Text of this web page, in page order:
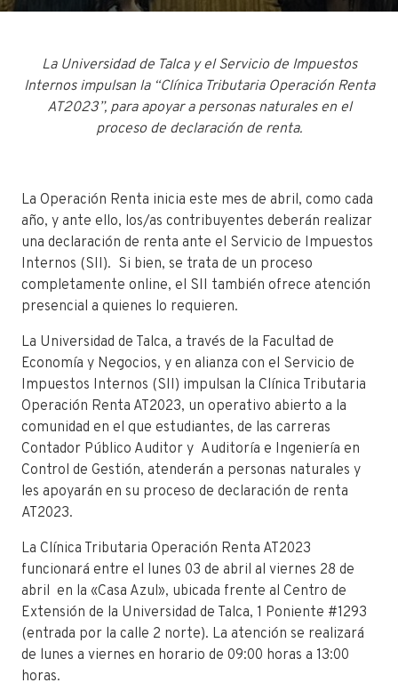
La Universidad de Talca y el Servicio de Impuestos
Internos impulsan la “Clínica Tributaria Operación Renta
AT2023”, para apoyar a personas naturales en el
proceso de declaración de renta.
La Operación Renta inicia este mes de abril, como cada
año, y ante ello, los/as contribuyentes deberán realizar
una declaración de renta ante el Servicio de Impuestos
Internos (SII). Si bien, se trata de un proceso
completamente online, el SII también ofrece atención
presencial a quienes lo requieren.
La Universidad de Talca, a través de la Facultad de
Economía y Negocios, y en alianza con el Servicio de
Impuestos Internos (SII) impulsan la Clínica Tributaria
Operación Renta AT2023, un operativo abierto a la
comunidad en el que estudiantes, de las carreras
Contador Público Auditor y Auditoría e Ingeniería en
Control de Gestión, atenderán a personas naturales y
les apoyarán en su proceso de declaración de renta
AT2023.
La Clínica Tributaria Operación Renta AT2023
funcionará entre el lunes 03 de abril al viernes 28 de
abril en la «Casa Azul», ubicada frente al Centro de
Extensión de la Universidad de Talca, 1 Poniente #1293
(entrada por la calle 2 norte). La atención se realizará
de lunes a viernes en horario de 09:00 horas a 13:00
horas.